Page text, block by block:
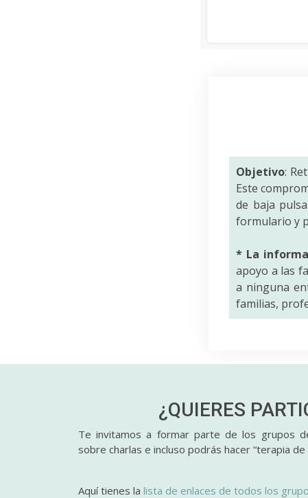
Objetivo:
Este
de baja
formulario y
* La
apoyo a las
a ninguna
familias,
¿QUIERES
Te invitamos a formar parte de los grupos
sobre charlas e incluso podrás hacer “terapia de
Aquí tienes lalista de enlaces de todos los